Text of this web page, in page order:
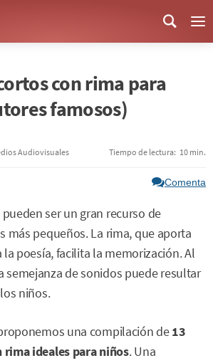
con rima para
famosos)
Audiovisuales Tiempo de lectura: 10 min.
Comenta
ser un gran recurso de
más pequeños. La rima, que aporta
poesía, facilita la memorización. Al
semejanza de sonidos puede resultar
niños.
una compilación de13
rima ideales para niños. Una